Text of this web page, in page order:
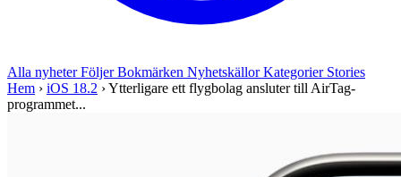
Alla nyheterFöljerBokmärken NyhetskällorKategorier Stories
Hem › iOS 18.2 ›Ytterligare ett flygbolag ansluter till AirTag-
programmet...